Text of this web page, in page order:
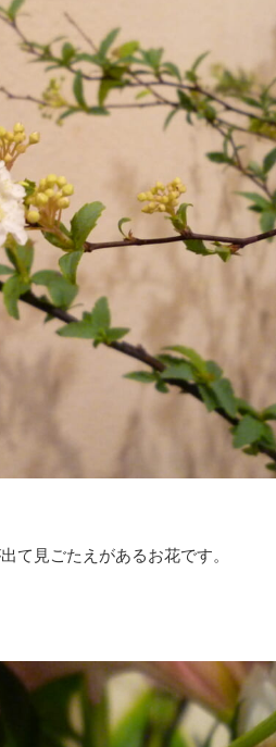
て見ごたえがあるお花です。